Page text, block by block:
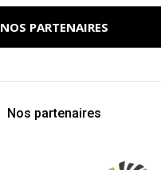
NOS PARTENAIRES
Nos partenaires